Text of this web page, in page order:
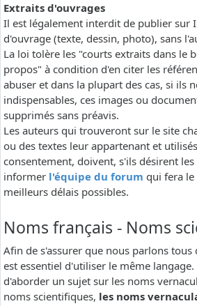
Extraits d'ouvrages
Il est légalement interdit de publier sur
d'ouvrage (texte, dessin, photo), sans
La loi tolère les "courts extraits dans le
propos" à condition d'en citer les
abuser et dans la plupart des cas, si ils
indispensables, ces images ou
supprimés sans préavis.
Les auteurs qui trouveront sur le site
ou des textes leur appartenant et
consentement, doivent, s'ils désirent
informer l'équipe du forum qui fera le
meilleurs délais possibles.
Noms français - Noms
Afin de s'assurer que nous parlons tous
est essentiel d'utiliser le même
d'aborder un sujet sur les noms
noms scientifiques, les noms